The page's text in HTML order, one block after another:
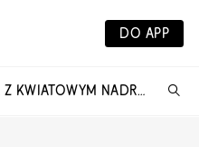
DO APP
PRĄŻKOWANA KOSZULKA Z KWIATOWYM NADRUKIEM Z CZYSTEJ BAWEŁNY